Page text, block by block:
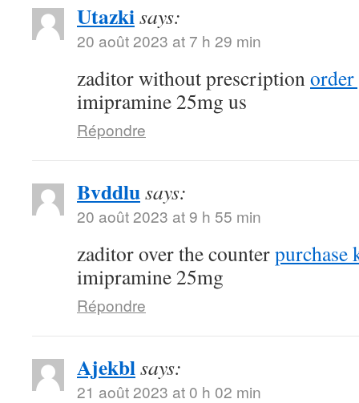
Utazkisays:
20 août 2023 at 7 h 29 min
zaditor without prescription
imipramine 25mg us
Répondre
Bvddlusays:
20 août 2023 at 9 h 55 min
zaditor over the counterpurchase
imipramine 25mg
Répondre
Ajekblsays:
21 août 2023 at 0 h 02 min